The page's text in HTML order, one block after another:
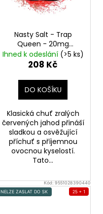
Nasty Salt - Trap
Queen - 20mg
Jahoda
Ihned k odeslání (>5 ks)
208 Kč
DO KOŠÍKU
Klasická chuť zralých
červených jahod přináší
sladkou a osvěžující
příchuť s příjemnou
ovocnou kyselostí.
Tato...
Kód:9551028390440
NELZE ZASLAT DO SK
25 + 1